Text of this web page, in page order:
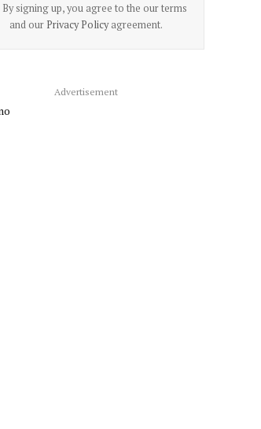
By signing up, you agree to the our terms
and our Privacy Policyagreement.
Advertisement